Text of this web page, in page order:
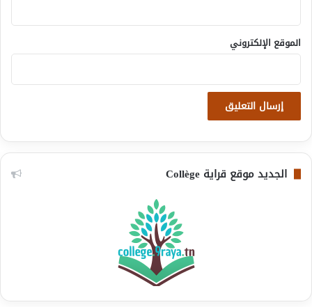
الموقع الإلكتروني
الجديد موقع قراية Collège